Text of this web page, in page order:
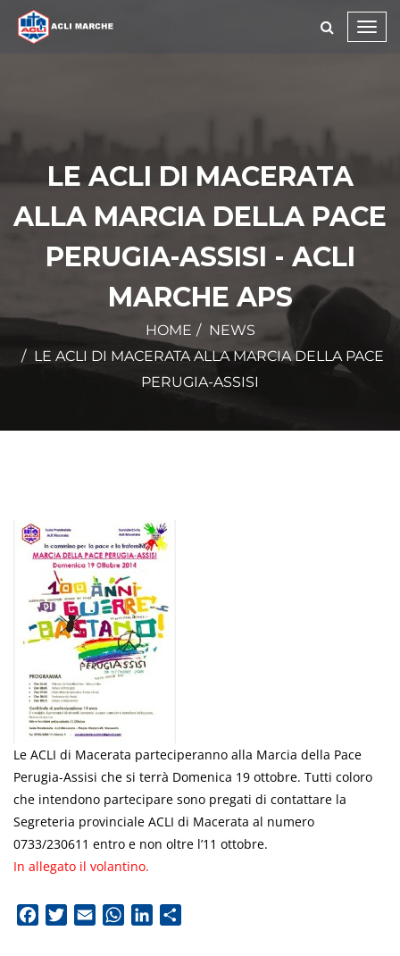
LE ACLI DI MACERATA
ALLA MARCIA DELLA PACE
PERUGIA-ASSISI - ACLI
MARCHE APS
HOME
NEWS
LE ACLI DI MACERATA ALLA MARCIA DELLA PACE
PERUGIA-ASSISI
Le ACLI di Macerata parteciperanno alla Marcia della Pace
Perugia-Assisi che si terrà Domenica 19 ottobre. Tutti coloro
che intendono partecipare sono pregati di contattare la
Segreteria provinciale ACLI di Macerata al numero
0733/230611 entro e non oltre l’11 ottobre.
In allegato il volantino.
FacebookTwitterEmail WhatsApp
LinkedIn